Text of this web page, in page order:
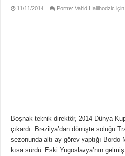
11/11/2014 Portre: Vahid Halilhodzic için
Boşnak teknik direktör, 2014 Dünya
çıkardı. Brezilya’dan dönüşte soluğu
sezonunda altı ay görev yaptığı
kısa sürdü. Eski Yugoslavya’nın